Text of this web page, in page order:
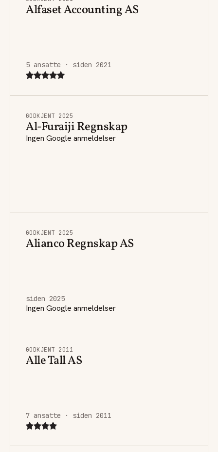
Alfaset Accounting AS
5 ansatte · siden 2021
GODKJENT 2025
Al-Furaiji Regnskap
Ingen Google anmeldelser
GODKJENT 2025
Alianco Regnskap AS
siden 2025
Ingen Google anmeldelser
GODKJENT 2011
Alle Tall AS
7 ansatte · siden 2011